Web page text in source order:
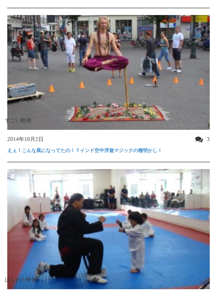
すごい動画
2014年10月2日 3
えぇ！こんな風になってたの！？インド空中浮遊マジックの種明かし！
ほんわか映像